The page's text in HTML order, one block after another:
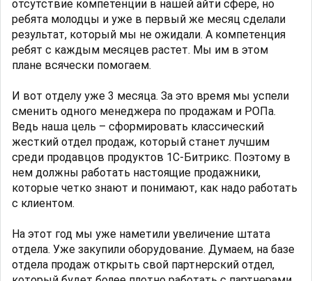
отсутствие компетенции в нашей айти сфере, но
ребята молодцы и уже в первый же месяц сделали
результат, который мы не ожидали. А компетенция
ребят с каждым месяцев растет. Мы им в этом
плане всячески помогаем.
И вот отделу уже 3 месяца. За это время мы успели
сменить одного менеджера по продажам и РОПа.
Ведь наша цель – сформировать классический
жесткий отдел продаж, который станет лучшим
среди продавцов продуктов 1С-Битрикс. Поэтому в
нем должны работать настоящие продажники,
которые четко знают и понимают, как надо работать
с клиентом.
На этот год мы уже наметили увеличение штата
отдела. Уже закупили оборудование. Думаем, на базе
отдела продаж открыть свой партнерский отдел,